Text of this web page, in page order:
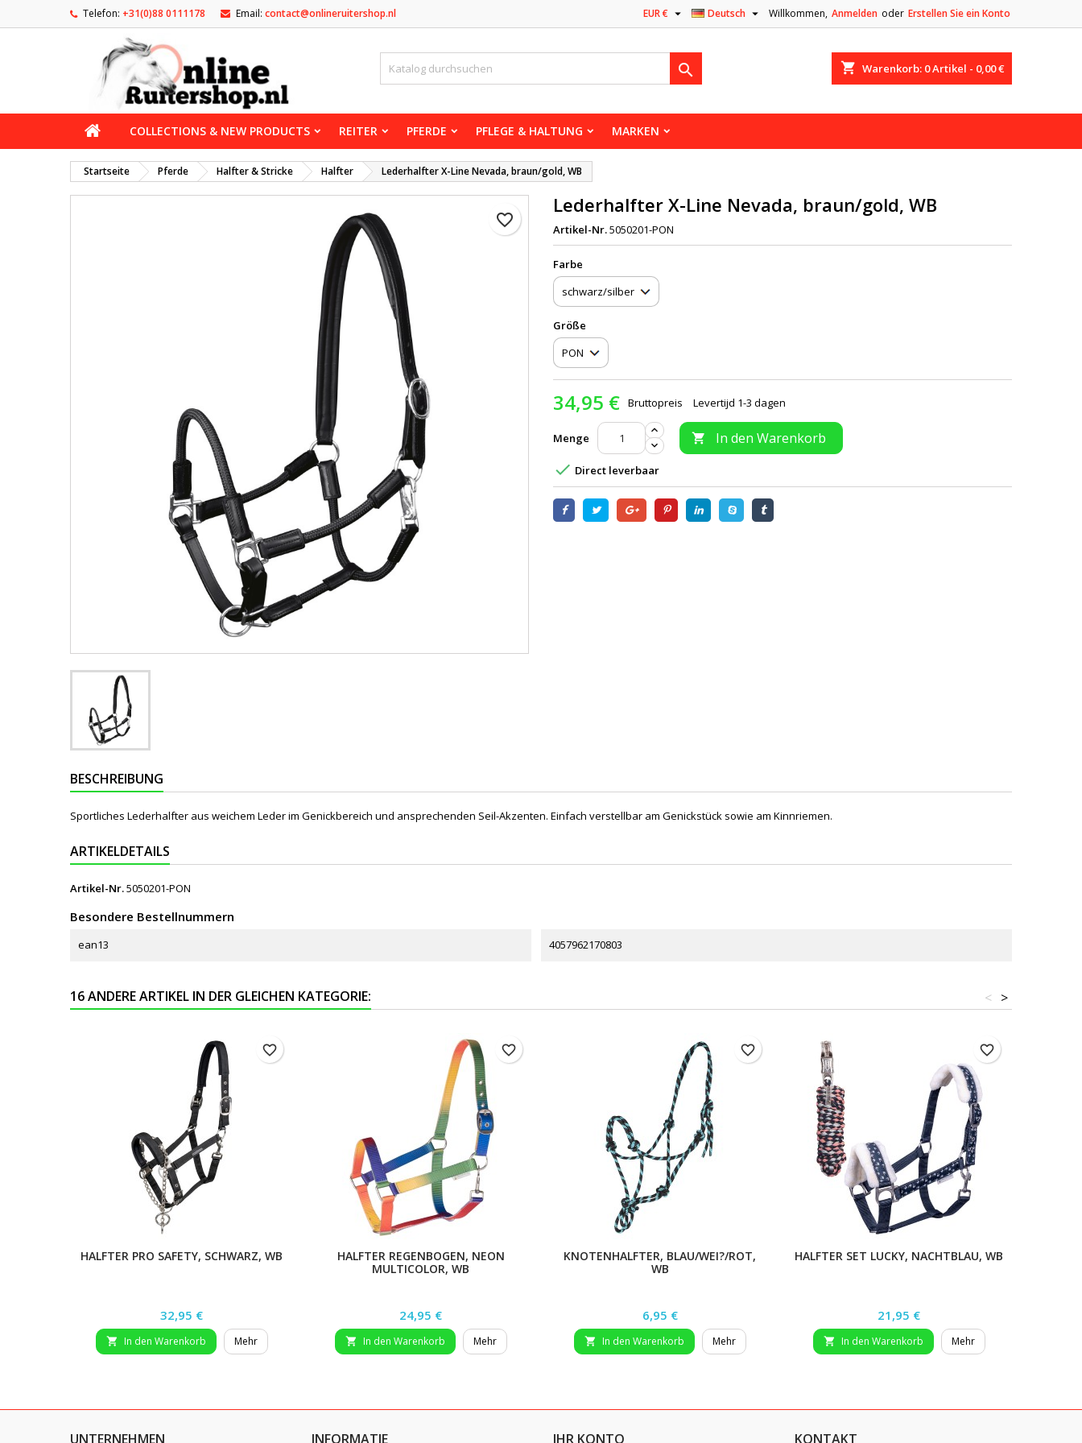
Telefon: +31(0)88 0111178 Email: contact@onlineruitershop.nl Willkommen, Anmelden oder Erstellen Sie ein Konto
Deutsch 
EUR € 
shopping_cart Warenkorb: 0Artikel - 0,00 €

COLLECTIONS & NEW PRODUCTS REITER PFERDE PFLEGE & HALTUNG MARKEN
Startseite Pferde Halfter & Stricke Halfter Lederhalfter X-Line Nevada, braun/gold, WB
favorite_border
Lederhalfter X-Line Nevada, braun/gold, WB
Artikel-Nr.5050201-PON
Farbe
Größe
34,95 € Bruttopreis Levertijd 1-3 dagen
Menge  In den Warenkorb
 Direct leverbaar
BESCHREIBUNG
Sportliches Lederhalfter aus weichem Leder im Genickbereich und ansprechenden Seil-Akzenten. Einfach verstellbar am Genickstück sowie am Kinnriemen.
ARTIKELDETAILS
Artikel-Nr.5050201-PON
Besondere Bestellnummern
ean13 4057962170803
16 ANDERE ARTIKEL IN DER GLEICHEN KATEGORIE: >
<
HALFTER PRO SAFETY, SCHWARZ, WB
Preis
32,95 €
 In den Warenkorb Mehr
favorite_border
HALFTER REGENBOGEN, NEON
MULTICOLOR, WB
Preis
24,95 €
 In den Warenkorb Mehr
favorite_border
KNOTENHALFTER, BLAU/WEI?/ROT,
WB
Preis
6,95 €
 In den Warenkorb Mehr
favorite_border
HALFTER SET LUCKY, NACHTBLAU, WB
Preis
21,95 €
 In den Warenkorb Mehr
favorite_border
UNTERNEHMEN INFORMATIE IHR KONTO KONTAKT